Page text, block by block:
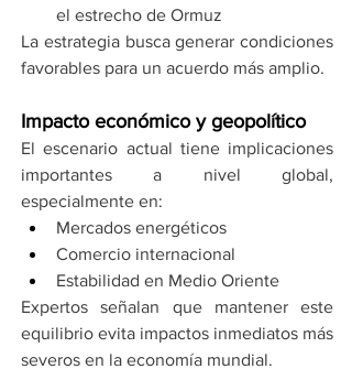
el estrecho de Ormuz
La estrategia busca generar condiciones
favorables para un acuerdo más amplio.
Impacto económico y geopolítico
El escenario actual tiene implicaciones
importantes a nivel global,
especialmente en:
Mercados energéticos
Comercio internacional
Estabilidad en Medio Oriente
Expertos señalan que mantener este
equilibrio evita impactos inmediatos más
severos en la economía mundial.